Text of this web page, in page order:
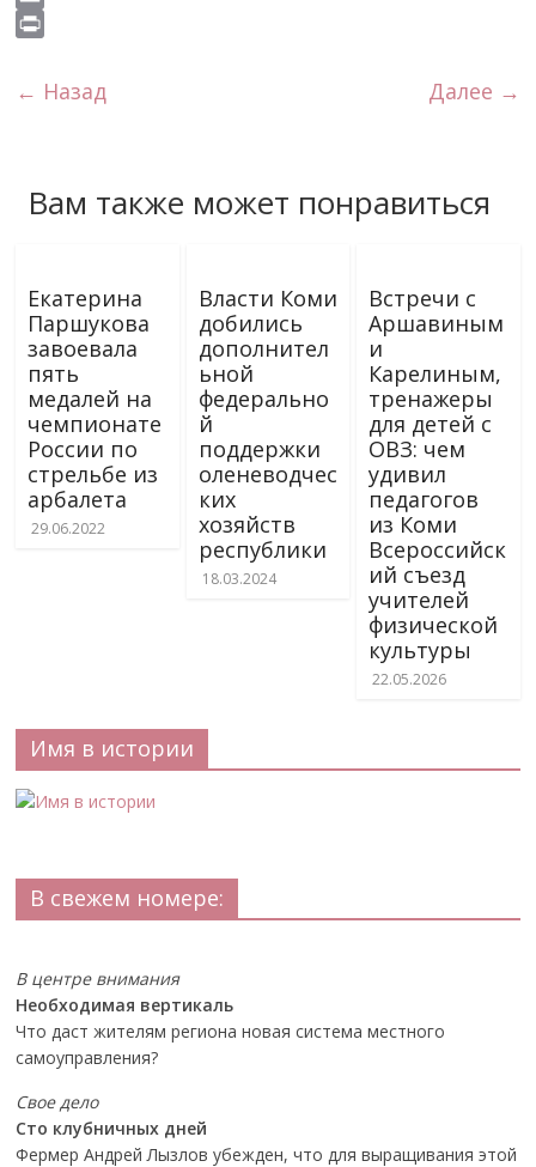
s
o
e
g
tb
iE
← Назад Далее →
Вам также может понравиться
Екатерина
Паршукова
завоевала
пять
медалей на
чемпионате
России по
стрельбе из
арбалета
29.06.2022
Власти Коми
добились
дополнител
ьной
федерально
й
поддержки
оленеводчес
ких
хозяйств
республики
18.03.2024
Встречи с
Аршавиным
и
Карелиным,
тренажеры
для детей с
ОВЗ: чем
удивил
педагогов
из Коми
Всероссийск
ий съезд
учителей
физической
культуры
22.05.2026
Имя в истории
В свежем номере:
В центре внимания
Необходимая вертикаль
Что даст жителям региона новая система местного
самоуправления?
Свое дело
Сто клубничных дней
Фермер Андрей Лызлов убежден, что для выращивания этой